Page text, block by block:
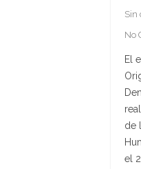
Sin
No
El
de
el